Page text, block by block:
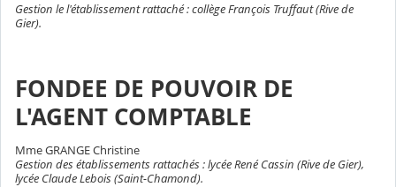
Gestion le l'établissement rattaché : collège François Truffaut (Rive de
Gier).
FONDEE DE POUVOIR DE
L'AGENT COMPTABLE
Mme GRANGE Christine
Gestion des établissements rattachés : lycée René Cassin (Rive de Gier),
lycée Claude Lebois (Saint-Chamond).